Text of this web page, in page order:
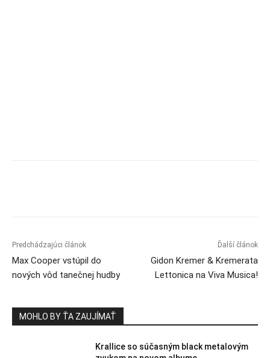
Predchádzajúci článok
Max Cooper vstúpil do
nových vôd tanečnej hudby
Ďalší článok
Gidon Kremer & Kremerata
Lettonica na Viva Musica!
MOHLO BY ŤA ZAUJÍMAŤ
Krallice so súčasným black metalovým